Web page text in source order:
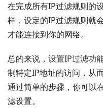
在完成所有IP过滤规则的
样，设定的IP过滤规则就
才能连接到你的网络。
总的来说，设置IP过滤功
制特定IP地址的访问，从
通过简单的步骤，你可以
滤设置。